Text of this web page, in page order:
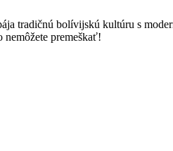
tradičnú bolívijskú kultúru s
nemôžete premeškať!